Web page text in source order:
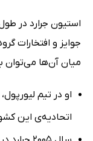
استیون جرارد در
جوایز و افتخارات
میان آن‌ها می‌توان
او در تیم
اتحادیه‌ی این